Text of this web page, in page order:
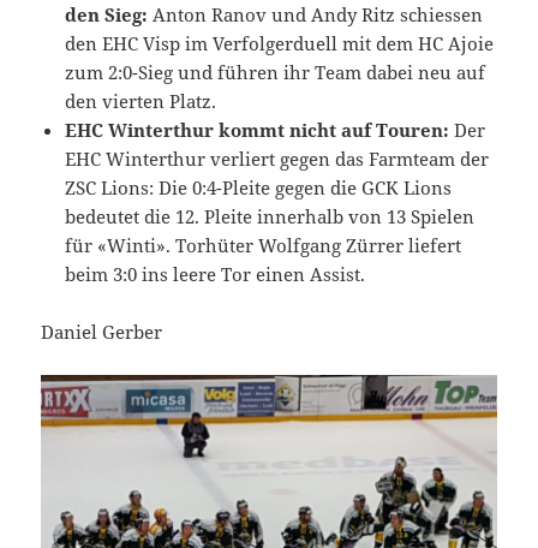
den Sieg: Anton Ranov und Andy Ritz schiessen
den EHC Visp im Verfolgerduell mit dem HC Ajoie
zum 2:0-Sieg und führen ihr Team dabei neu auf
den vierten Platz.
EHC Winterthur kommt nicht auf Touren: Der
EHC Winterthur verliert gegen das Farmteam der
ZSC Lions: Die 0:4-Pleite gegen die GCK Lions
bedeutet die 12. Pleite innerhalb von 13 Spielen
für «Winti». Torhüter Wolfgang Zürrer liefert
beim 3:0 ins leere Tor einen Assist.
Daniel Gerber